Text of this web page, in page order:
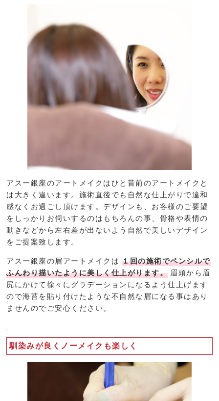
アスー銀座のアートメイクはひと昔前のアートメイクと
は大きく違います。施術直後でも自然な仕上がりで違和
感なくお過ごし頂けます。デザインも、お客様のご要望
をしっかりお伺いするのはもちろんの事、骨格や表情の
動きなどから左右差が出ないよう自然で美しいデザイン
をご提案致します。
アスー銀座の眉アートメイクは １回の施術でペンシルで
ふんわり描いたように美しく仕上がります。 眉頭から眉
尻にかけて徐々にグラデーションになるよう仕上げます
ので海苔を貼り付けたような不自然な眉になる事はあり
ませんのでご安心ください。
馴染みが良くノーメイクも楽しく